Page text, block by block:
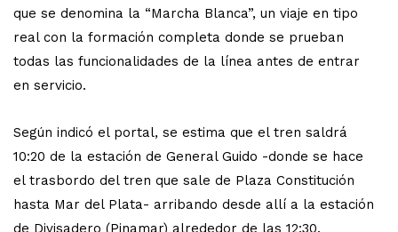
que se denomina la “Marcha Blanca”, un viaje en tipo
real con la formación completa donde se prueban
todas las funcionalidades de la línea antes de entrar
en servicio.
Según indicó el portal, se estima que el tren saldrá
10:20 de la estación de General Guido -donde se hace
el trasbordo del tren que sale de Plaza Constitución
hasta Mar del Plata- arribando desde allí a la estación
de Divisadero (Pinamar) alrededor de las 12:30.